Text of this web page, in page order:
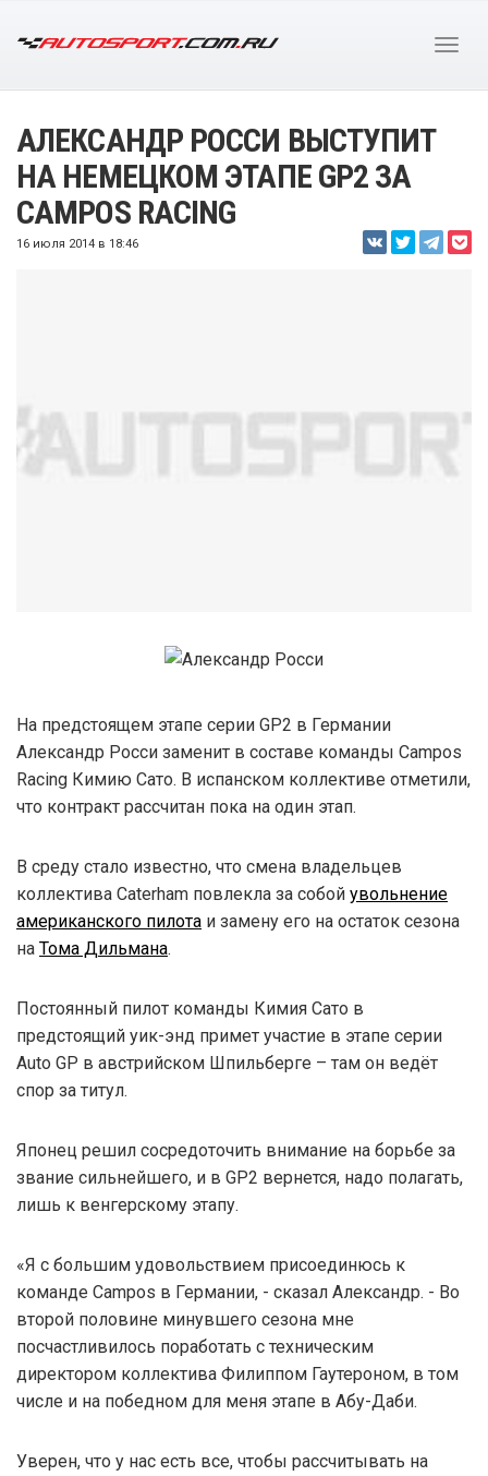
АЛЕКСАНДР РОССИ ВЫСТУПИТ
НА НЕМЕЦКОМ ЭТАПЕ GP2 ЗА
CAMPOS RACING
16 июля 2014 в 18:46
На предстоящем этапе серии GP2 в Германии
Александр Росси заменит в составе команды Campos
Racing Кимию Сато. В испанском коллективе отметили,
что контракт рассчитан пока на один этап.
В среду стало известно, что смена владельцев
коллектива Caterham повлекла за собой увольнение
американского пилота и замену его на остаток сезона
на Тома Дильмана.
Постоянный пилот команды Кимия Сато в
предстоящий уик-энд примет участие в этапе серии
Auto GP в австрийском Шпильберге – там он ведёт
спор за титул.
Японец решил сосредоточить внимание на борьбе за
звание сильнейшего, и в GP2 вернется, надо полагать,
лишь к венгерскому этапу.
«Я с большим удовольствием присоединюсь к
команде Campos в Германии, - сказал Александр. - Во
второй половине минувшего сезона мне
посчастливилось поработать с техническим
директором коллектива Филиппом Гаутероном, в том
числе и на победном для меня этапе в Абу-Даби.
Уверен, что у нас есть все, чтобы рассчитывать на